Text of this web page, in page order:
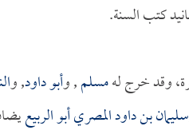
كتب السنة.
وقد خرج لهمسلم, وأبو داود, و
سليمان بن داود المصري أبو الربيع